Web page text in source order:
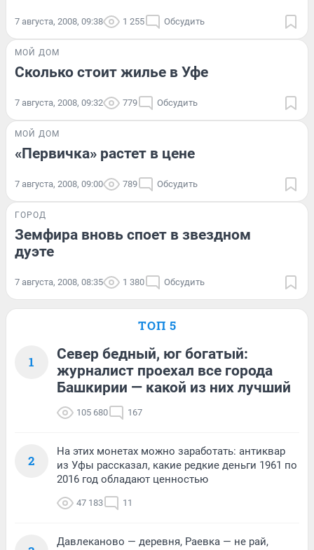
7 августа, 2008, 09:38 1 255 Обсудить
МОЙ ДОМ
Сколько стоит жилье в Уфе
7 августа, 2008, 09:32 779 Обсудить
МОЙ ДОМ
«Первичка» растет в цене
7 августа, 2008, 09:00 789 Обсудить
ГОРОД
Земфира вновь споет в звездном
дуэте
7 августа, 2008, 08:35 1 380 Обсудить
ТОП 5
1
Север бедный, юг богатый:
журналист проехал все города
Башкирии — какой из них лучший
105 680 167
2
На этих монетах можно заработать: антиквар
из Уфы рассказал, какие редкие деньги 1961 по
2016 год обладают ценностью
47 183 11
Давлеканово — деревня, Раевка — не рай,